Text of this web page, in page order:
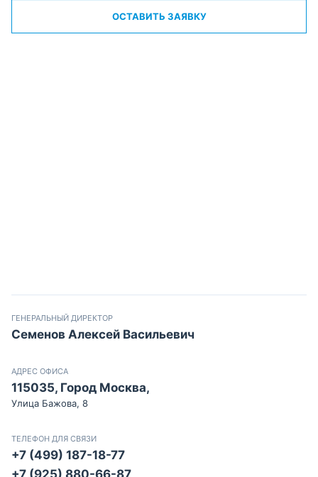
ОСТАВИТЬ ЗАЯВКУ
ГЕНЕРАЛЬНЫЙ ДИРЕКТОР
Семенов Алексей Васильевич
АДРЕС ОФИСА
115035, Город Москва,
Улица Бажова, 8
ТЕЛЕФОН ДЛЯ СВЯЗИ
+7 (499) 187-18-77
+7 (925) 880-66-87